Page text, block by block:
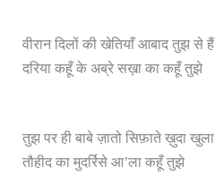
वीरान दिलों की खेतियाँ आबाद तुझ से हैं
दरिया कहूँ के अब्रे सख़ा का कहूँ तुझे
तुझ पर ही बाबे ज़ातो सिफ़ाते ख़ुदा खुला
तौहीद का मुदर्रिसे आ’ला कहूँ तुझे